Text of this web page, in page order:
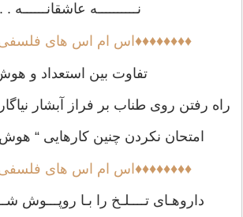
نــــــــــه عاشقانــــــه
♦♦♦♦♦♦♦♦اس ام اس های
تفاوت بین استعداد و
راه رفتن روی طناب بر فراز آبشار
امتحان نکردن چنین کارهایی “
♦♦♦♦♦♦♦♦اس ام اس های
داروهـای تــــلـخ را بـا روپـــوش